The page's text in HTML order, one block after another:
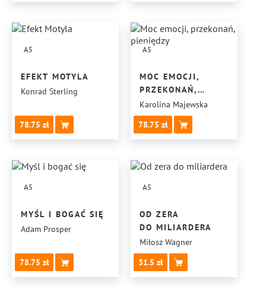
A5
EFEKT MOTYLA
Konrad Sterling
78.75
A5
MOC EMOCJI,
PRZEKONAŃ,
PIENIĘDZY
Karolina Majewska
78.75
A5
MYŚL I BOGAĆ SIĘ
Adam Prosper
78.75
A5
OD ZERA
DO MILIARDERA
Miłosz Wagner
31.5